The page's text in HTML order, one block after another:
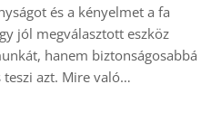
és a kényelmet a fa
jól megválasztott eszköz
hanem biztonságosabbá
teszi azt. Mire való…